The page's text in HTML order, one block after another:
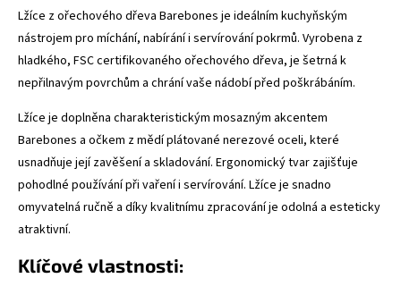
Lžíce z ořechového dřeva Barebones je ideálním kuchyňským
nástrojem pro míchání, nabírání i servírování pokrmů. Vyrobena z
hladkého, FSC certifikovaného ořechového dřeva, je šetrná k
nepřilnavým povrchům a chrání vaše nádobí před poškrábáním.
Lžíce je doplněna charakteristickým mosazným akcentem
Barebones a očkem z mědí plátované nerezové oceli, které
usnadňuje její zavěšení a skladování. Ergonomický tvar zajišťuje
pohodlné používání při vaření i servírování. Lžíce je snadno
omyvatelná ručně a díky kvalitnímu zpracování je odolná a esteticky
atraktivní.
Klíčové vlastnosti: